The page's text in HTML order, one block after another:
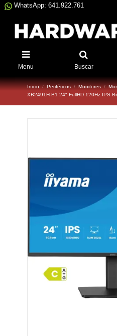
WhatsApp: 641.922.761
Menu Buscar
Inicio Periféricos Monitores
XB2491H-B1 24" FullHD 120Hz IPS